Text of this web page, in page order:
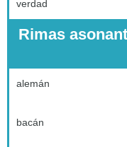
verdad
Rimas
alemán
bacán